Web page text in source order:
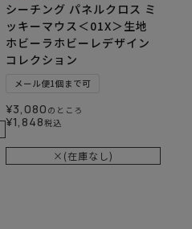
シーチング パネルクロス ミ
ッキーマウス＜01X＞生地
ホビーラホビーレデザイン
コレクション
メール便1個まで可
¥3,080 のところ
¥1,848税込
×(在庫なし)